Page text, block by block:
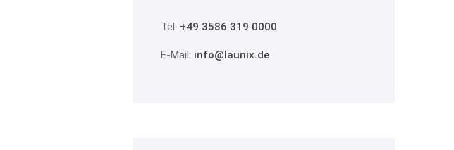
Tel: +49 3586 319 0000
E-Mail: info@launix.de